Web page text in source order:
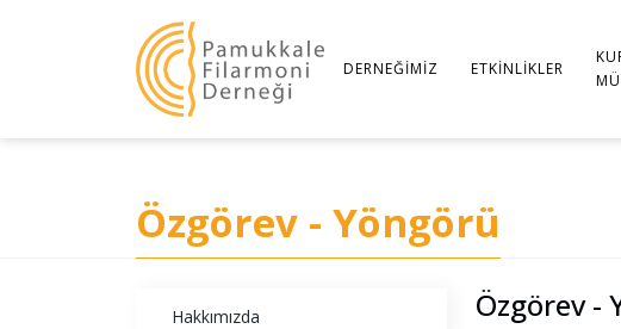
DERNEĞIMIZ ETKINLIKLER
Özgörev - Yöngörü
Hakkımızda Özgörev -